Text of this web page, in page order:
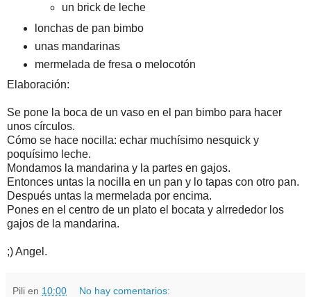
un brick de leche
lonchas de pan bimbo
unas mandarinas
mermelada de fresa o melocotón
Elaboración:
Se pone la boca de un vaso en el pan bimbo para hacer
unos círculos.
Cómo se hace nocilla: echar muchísimo nesquick y
poquísimo leche.
Mondamos la mandarina y la partes en gajos.
Entonces untas la nocilla en un pan y lo tapas con otro pan.
Después untas la mermelada por encima.
Pones en el centro de un plato el bocata y alrrededor los
gajos de la mandarina.
;) Angel.
Pili en 10:00 No hay comentarios: